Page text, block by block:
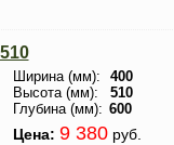
Ширина (мм):
400
Высота (мм):
510
Глубина (мм): 600
Цена: 9 380руб.